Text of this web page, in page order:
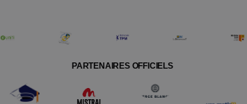
PARTENAIRES OFFICIELS